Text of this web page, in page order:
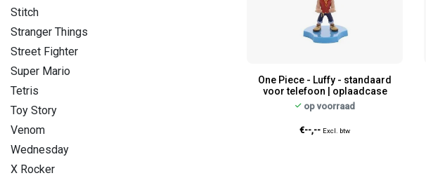
Stitch
Stranger Things
Street Fighter
Super Mario
Tetris
Toy Story
Venom
Wednesday
X Rocker
One Piece - Luffy - standaard
voor telefoon | oplaadcase
op voorraad
€--,-- Excl. btw